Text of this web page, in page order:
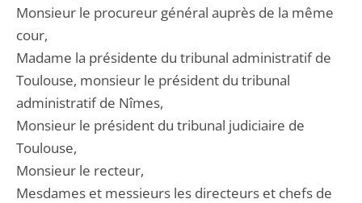
Monsieur le procureur général auprès de la même
cour,
Madame la présidente du tribunal administratif de
Toulouse, monsieur le président du tribunal
administratif de Nîmes,
Monsieur le président du tribunal judiciaire de
Toulouse,
Monsieur le recteur,
Mesdames et messieurs les directeurs et chefs de